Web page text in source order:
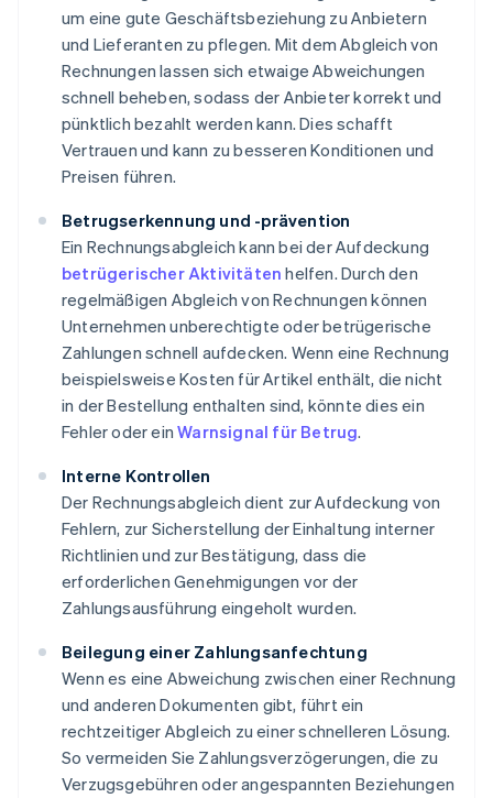
um eine gute Geschäftsbeziehung zu Anbietern
und Lieferanten zu pflegen. Mit dem Abgleich von
Rechnungen lassen sich etwaige Abweichungen
schnell beheben, sodass der Anbieter korrekt und
pünktlich bezahlt werden kann. Dies schafft
Vertrauen und kann zu besseren Konditionen und
Preisen führen.
Betrugserkennung und -prävention
Ein Rechnungsabgleich kann bei der Aufdeckung
betrügerischer Aktivitäten helfen. Durch den
regelmäßigen Abgleich von Rechnungen können
Unternehmen unberechtigte oder betrügerische
Zahlungen schnell aufdecken. Wenn eine Rechnung
beispielsweise Kosten für Artikel enthält, die nicht
in der Bestellung enthalten sind, könnte dies ein
Fehler oder einWarnsignal für Betrug.
Interne Kontrollen
Der Rechnungsabgleich dient zur Aufdeckung von
Fehlern, zur Sicherstellung der Einhaltung interner
Richtlinien und zur Bestätigung, dass die
erforderlichen Genehmigungen vor der
Zahlungsausführung eingeholt wurden.
Beilegung einer Zahlungsanfechtung
Wenn es eine Abweichung zwischen einer Rechnung
und anderen Dokumenten gibt, führt ein
rechtzeitiger Abgleich zu einer schnelleren Lösung.
So vermeiden Sie Zahlungsverzögerungen, die zu
Verzugsgebühren oder angespannten Beziehungen